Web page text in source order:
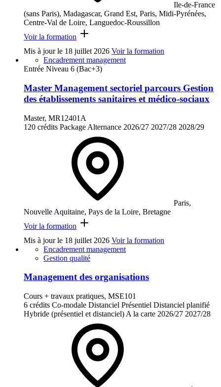
Ile-de-France
(sans Paris), Madagascar, Grand Est, Paris, Midi-Pyrénées,
Centre-Val de Loire, Languedoc-Roussillon
Voir la formation
Mis à jour le 18 juillet 2026 Voir la formation
Encadrement management
Entrée Niveau 6 (Bac+3)
Master Management sectoriel parcours Gestion
des établissements sanitaires et médico-sociaux
Master, MR12401A
120 crédits Package Alternance 2026/27 2027/28 2028/29
Paris,
Nouvelle Aquitaine, Pays de la Loire, Bretagne
Voir la formation
Mis à jour le 18 juillet 2026 Voir la formation
Encadrement management
Gestion qualité
Management des organisations
Cours + travaux pratiques, MSE101
6 crédits Co-modale Distanciel Présentiel Distanciel planifié
Hybride (présentiel et distanciel) A la carte 2026/27 2027/28